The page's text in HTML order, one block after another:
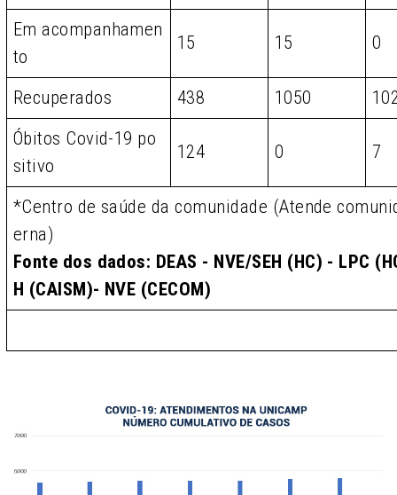
Em acompanhamen
to
15 15 0
Recuperados 438 1050
Óbitos Covid-19 po
sitivo
124 0 7
*Centro de saúde da comunidade (Atende
erna)
Fonte dos dados: DEAS - NVE/SEH (HC) - LPC
H (CAISM)- NVE (CECOM)